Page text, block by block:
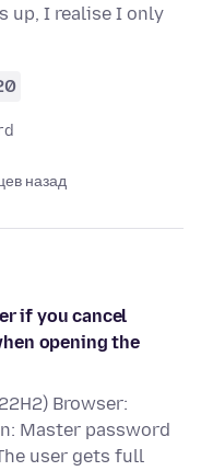
up, I realise I only
назад
if you cancel
opening the
Browser:
Master password
user gets full